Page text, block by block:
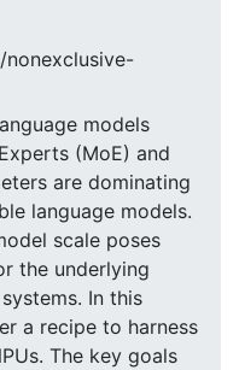
models
(MoE) and
are dominating
language models.
scale poses
the underlying
In this
a recipe to harness
The key goals